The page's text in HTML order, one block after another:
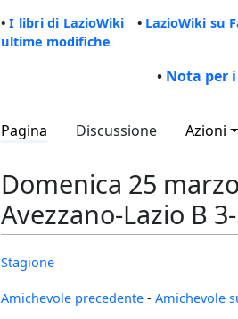
•I libri di LazioWiki• LazioWiki su
ultime modifiche
• Nota per
Pagina Discussione Azioni
Domenica 25
Avezzano-Lazio B
Stagione
Amichevole precedente - Amichevole